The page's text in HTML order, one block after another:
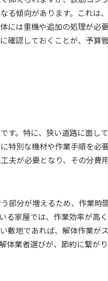
る傾向があります。これは
には重機や追加の処理が必
確認しておくことが、予算
す。特に、狭い道路に面し
別な機材や作業手順を必
夫が必要となり、その分費
部分が増えるため、作業時
る家屋では、作業効率が高
敷地であれば、解体作業が
業者選びが、節約に繋がり